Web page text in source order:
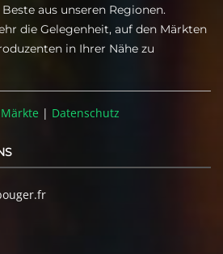
aus unseren Regionen.
die Gelegenheit, auf den Märkten
in Ihrer Nähe zu
Märkte | Datenschutz